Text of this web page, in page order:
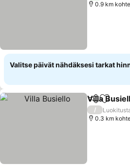
0.9 km
Valitse päivät nähdäksesi tarkat
Jaa Lisää
Villa
/
0.3 km